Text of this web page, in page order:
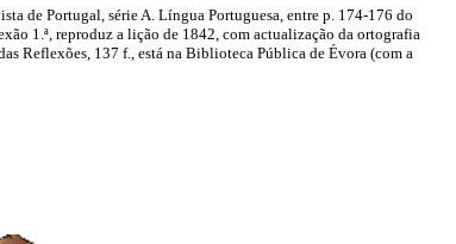
de Portugal, série A. Língua Portuguesa, entre p. 174-176 do
1.ª, reproduz a lição de 1842, com actualização da ortografia
Reflexões, 137 f., está na Biblioteca Pública de Évora (com a